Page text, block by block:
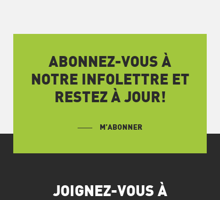
ABONNEZ-VOUS À
NOTRE INFOLETTRE ET
RESTEZ À JOUR!
M’ABONNER
JOIGNEZ-VOUS À